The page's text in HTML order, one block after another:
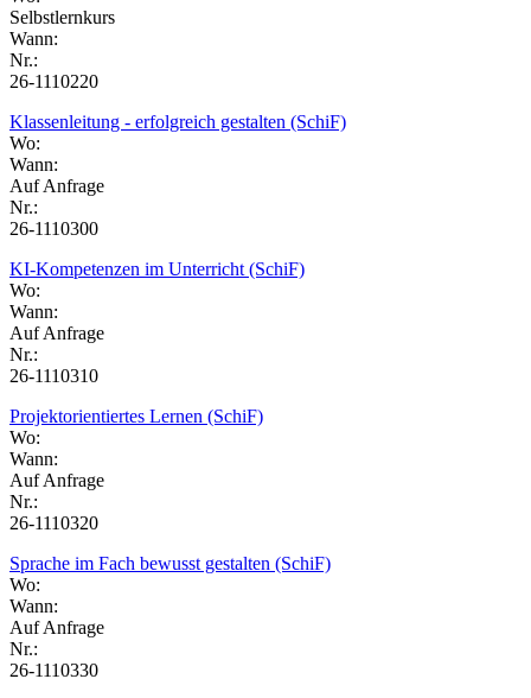
Selbstlernkurs
Wann:
Nr.:
26-1110220
Klassenleitung - erfolgreich gestalten (SchiF)
Wo:
Wann:
Auf Anfrage
Nr.:
26-1110300
KI-Kompetenzen im Unterricht (SchiF)
Wo:
Wann:
Auf Anfrage
Nr.:
26-1110310
Projektorientiertes Lernen (SchiF)
Wo:
Wann:
Auf Anfrage
Nr.:
26-1110320
Sprache im Fach bewusst gestalten (SchiF)
Wo:
Wann:
Auf Anfrage
Nr.:
26-1110330